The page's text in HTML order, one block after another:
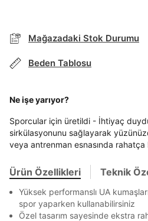
Mağazadaki Stok Durumu
Beden Tablosu
Ne işe yarıyor?
Sporcular için üretildi - İhtiyaç
sirkülasyonunu sağlayarak
veya antrenman esnasında rahatça
Ürün Özellikleri Teknik
Yüksek performanslı UA
spor yaparken kullanabilirsiniz
Özel tasarım sayesinde ekstra
Telefon Numarası*
E-posta Adresi*
Şifre*